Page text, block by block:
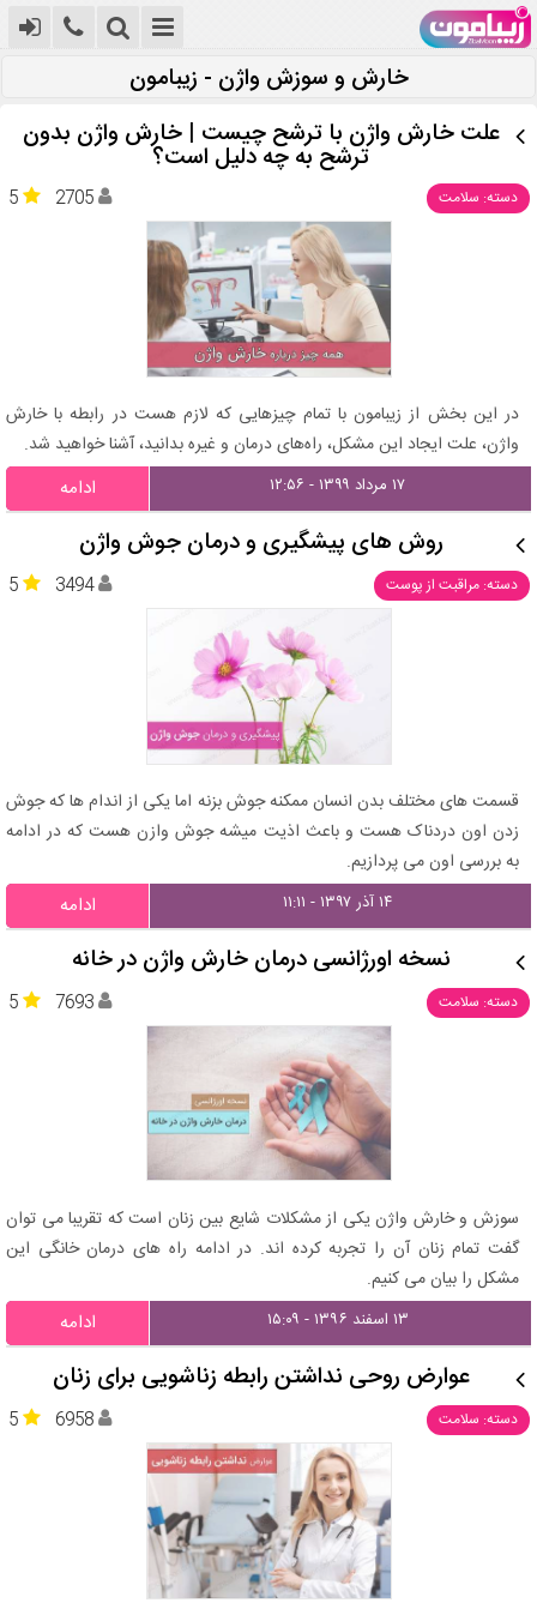
خارش و سوزش واژن - زیبامون
علت خارش واژن با ترشح چیست | خارش واژن بدون
ترشح به چه دلیل است؟
دسته: سلامت 5 2705
در این بخش از زیبامون با تمام چیزهایی که لازم هست در رابطه با خارش
واژن، علت ایجاد این مشکل، راه‌های درمان و غیره بدانید، آشنا خواهید شد.
۱۷ مرداد ۱۳۹۹ - ۱۲:۵۶ ادامه
روش های پیشگیری و درمان جوش واژن
دسته: مراقبت از پوست 5 3494
قسمت های مختلف بدن انسان ممکنه جوش بزنه اما یکی از اندام ها که جوش
زدن اون دردناک هست و باعث اذیت میشه جوش وازن هست که در ادامه
به بررسی اون می پردازیم.
۱۴ آذر ۱۳۹۷ - ۱۱:۱۱ ادامه
نسخه اورژانسی درمان خارش واژن در خانه
دسته: سلامت 5 7693
سوزش و خارش واژن یکی از مشکلات شایع بین زنان است که تقریبا می توان
گفت تمام زنان آن را تجربه کرده اند. در ادامه راه های درمان خانگی این
مشکل را بیان می کنیم.
۱۳ اسفند ۱۳۹۶ - ۱۵:۰۹ ادامه
عوارض روحی نداشتن رابطه زناشویی برای زنان
دسته: سلامت 5 6958